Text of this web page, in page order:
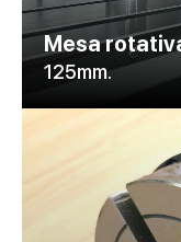
Mesa
125mm.